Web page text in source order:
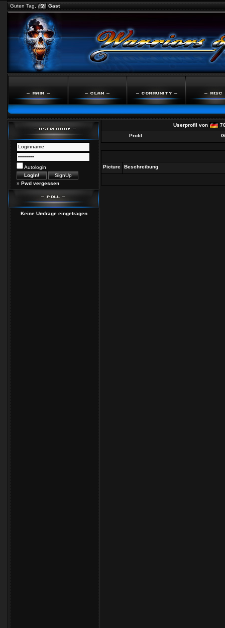
Guten Tag, Gast
Autologin
» Pwd vergessen
Keine Umfrage eingetragen
Userprofil von
Profil
Picture Beschreibung